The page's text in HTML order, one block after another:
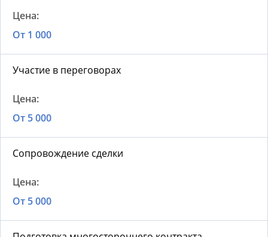
От 1 000
Участие в переговорах
От 5 000
Сопровождение сделки
От 5 000